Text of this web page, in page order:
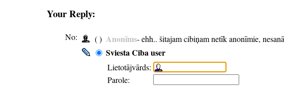
Your Reply:
No: ( ) Anonīms- ehh.. šitajam cibiņam netīk anonīmie,
Sviesta Ciba user
Lietotājvārds:
Parole: